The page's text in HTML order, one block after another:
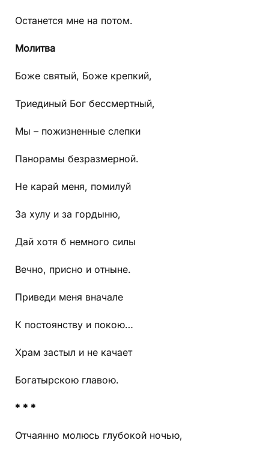
Останется мне на потом.
Молитва
Боже святый, Боже крепкий,
Триединый Бог бессмертный,
Мы – пожизненные слепки
Панорамы безразмерной.
Не карай меня, помилуй
За хулу и за гордыню,
Дай хотя б немного силы
Вечно, присно и отныне.
Приведи меня вначале
К постоянству и покою…
Храм застыл и не качает
Богатырскою главою.
* * *
Отчаянно молюсь глубокой ночью,